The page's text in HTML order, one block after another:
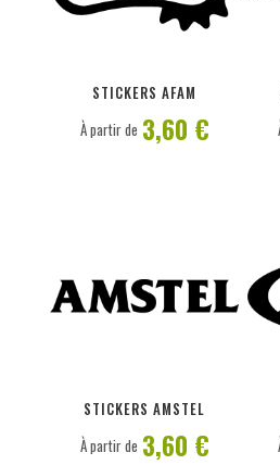
STICKERS AFAM
À partir de 3,60 €
STICKERS AMSTEL
À partir de 3,60 €